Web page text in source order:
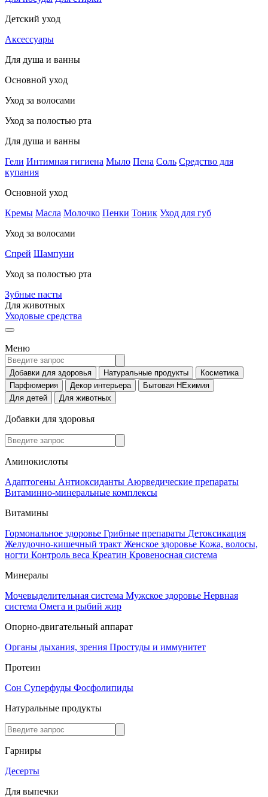
Детский уход
Аксессуары
Для душа и ванны
Основной уход
Уход за волосами
Уход за полостью рта
Для душа и ванны
Гели Интимная гигиена Мыло Пена Соль Средство для
купания
Основной уход
Кремы Масла Молочко Пенки Тоник Уход для губ
Уход за волосами
Спрей Шампуни
Уход за полостью рта
Зубные пасты
Для животных
Уходовые средства
Меню
Добавки для здоровья Натуральные продукты
Косметика
Парфюмерия
Декор интерьера
Бытовая НЕхимия
Для детей
Для животных
Добавки для здоровья
Аминокислоты
Адаптогены Антиоксиданты Аюрведические препараты
Витаминно-минеральные комплексы
Витамины
Гормональное здоровье Грибные препараты Детоксикация
Желудочно-кишечный тракт Женское здоровье Кожа, волосы,
ногти Контроль веса Креатин Кровеносная система
Минералы
Мочевыделительная система Мужское здоровье Нервная
система Омега и рыбий жир
Опорно-двигательный аппарат
Органы дыхания, зрения Простуды и иммунитет
Протеин
Сон Суперфуды Фосфолипиды
Натуральные продукты
Гарниры
Десерты
Для выпечки